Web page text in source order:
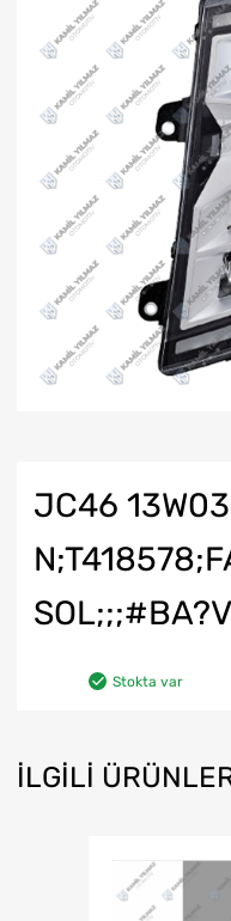
JC46
Stokta var
İLGILI